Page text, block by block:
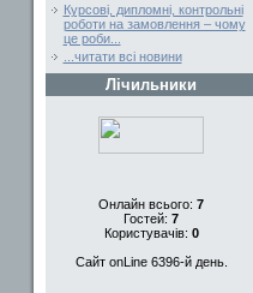
Курсові, дипломні, контрольні
роботи на замовлення – чому
це роби...
...читати всі новини
Лічильники
Онлайн всього: 7
Гостей: 7
Користувачів: 0
Сайт onLine 6396-й день.